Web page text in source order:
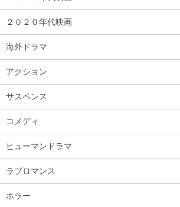
２０２０年代映画
海外ドラマ
アクション
サスペンス
コメディ
ヒューマンドラマ
ラブロマンス
ホラー